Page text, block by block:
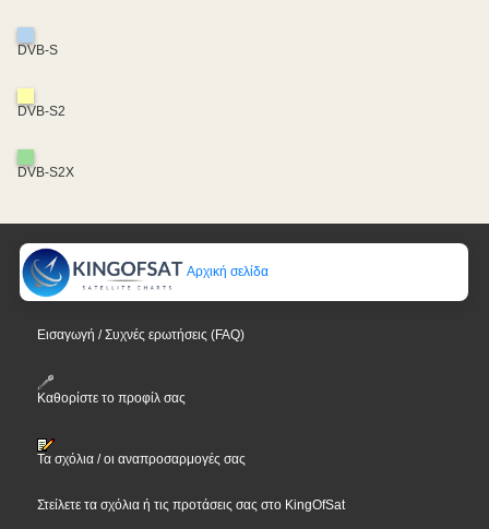
DVB-S
DVB-S2
DVB-S2X
Αρχική σελίδα
Εισαγωγή / Συχνές ερωτήσεις (FAQ)
Καθορίστε το προφίλ σας
Τα σχόλια / οι αναπροσαρμογές σας
Στείλετε τα σχόλια ή τις προτάσεις σας στο KingOfSat